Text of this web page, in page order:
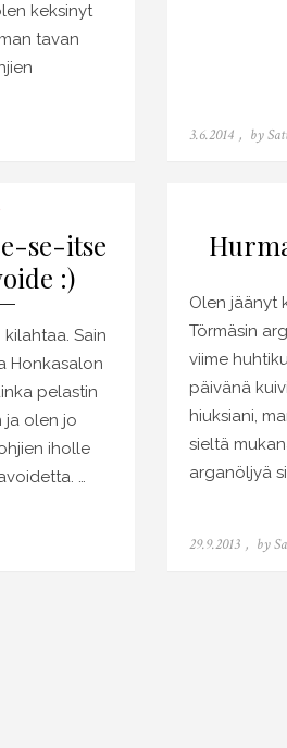
keksinyt
tavan
Posted
3.6.2014 by
se-itse
:)
Sain
Honkasalon
pelastin
ja olen jo
iholle
…
Olen jäänyt
Törmäsin
viime
päivänä
hiuksiani,
sieltä
arganöljyä
Posted
29.9.2013 by